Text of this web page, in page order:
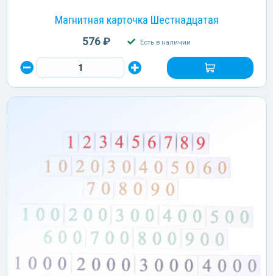
Магнитная карточка Шестнадцатая
576 ₽ Есть в наличии